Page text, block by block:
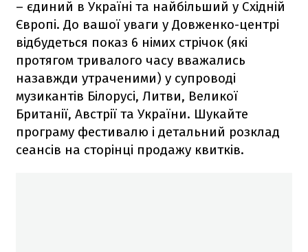
– єдиний в Україні та найбільший у Східній
Європі. До вашої уваги у Довженко-центрі
відбудеться показ 6 німих стрічок (які
протягом тривалого часу вважались
назавжди утраченими) у супроводі
музикантів Білорусі, Литви, Великої
Британії, Австрії та України. Шукайте
програму фестивалю і детальний розклад
сеансів на сторінці продажу квитків.